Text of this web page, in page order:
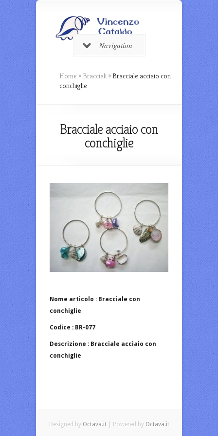
Navigation
Home » Bracciali » Bracciale acciaio con
conchiglie
Bracciale acciaio con
conchiglie
Nome articolo : Bracciale con
conchiglie
Codice : BR-077
Descrizione : Bracciale acciaio con
conchiglie
Designed by Octava.it| Powered by Octava.it